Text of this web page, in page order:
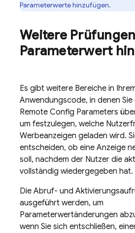
Parameterwerte hinzufügen.
Weitere
Parameterwert
Es gibt weitere Bereiche in
Anwendungscode, in denen
Remote Config Parameters
um festzulegen, welche
Werbeanzeigen geladen wird.
entscheiden, ob eine Anzeige
soll, nachdem der Nutzer die
vollständig wiedergegeben hat.
Die Abruf- und
ausgeführt werden, um
Parameterwertänderungen
wenn Sie sich entschließen,